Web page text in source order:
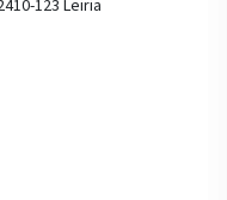
123 Leiria